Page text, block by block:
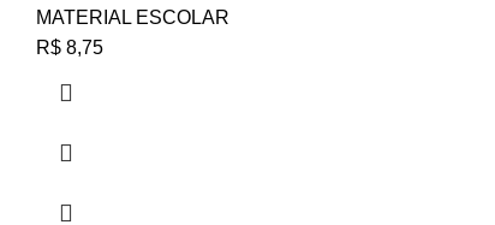
MATERIAL ESCOLAR
R$ 8,75